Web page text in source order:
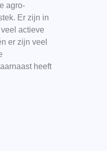
agro-
Er zijn in
actieve
er zijn veel
heeft